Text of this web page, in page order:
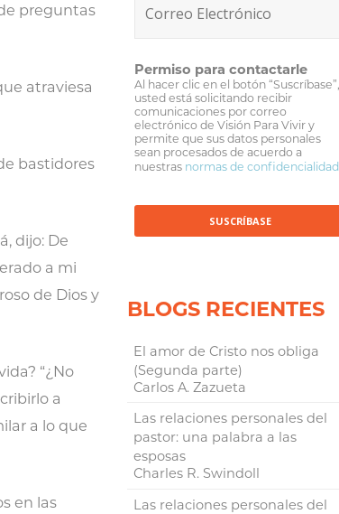
preguntas
atraviesa
bastidores
dijo: De
a mi
de Dios y
“¿No
a
a lo que
en las
Permiso para contactarle
Al hacer clic en el botón “Suscríbase”,
usted está solicitando recibir
comunicaciones por correo
electrónico de Visión Para Vivir y
permite que sus datos personales
sean procesados de acuerdo a
nuestras normas de confidencialidad
BLOGS RECIENTES
El amor de Cristo nos obliga
(Segunda parte)
Carlos A. Zazueta
Las relaciones personales del
pastor: una palabra a las
esposas
Charles R. Swindoll
Las relaciones personales del